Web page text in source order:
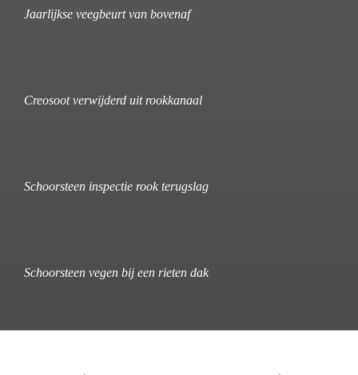
Jaarlijkse veegbeurt van bovenaf
Creosoot verwijderd uit rookkanaal
Schoorsteen inspectie rook terugslag
Schoorsteen vegen bij een rieten dak